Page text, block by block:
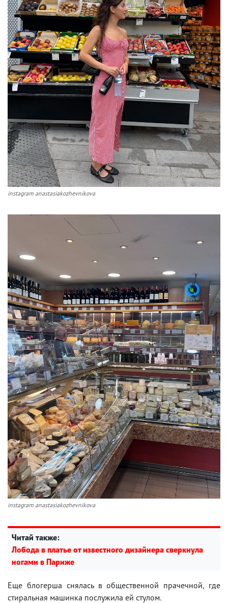
instagram anastasiakozhevnikova
instagram anastasiakozhevnikova
Читай также:
Лобода в платье от известного дизайнера сверкнула
ногами в Париже
Еще блогерша снялась в общественной прачечной, где
стиральная машинка послужила ей стулом.